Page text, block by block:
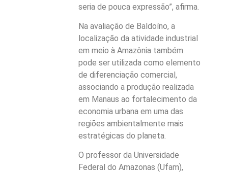
seria de pouca expressão”, afirma.
Na avaliação de Baldoíno, a
localização da atividade industrial
em meio à Amazônia também
pode ser utilizada como elemento
de diferenciação comercial,
associando a produção realizada
em Manaus ao fortalecimento da
economia urbana em uma das
regiões ambientalmente mais
estratégicas do planeta.
O professor da Universidade
Federal do Amazonas (Ufam),